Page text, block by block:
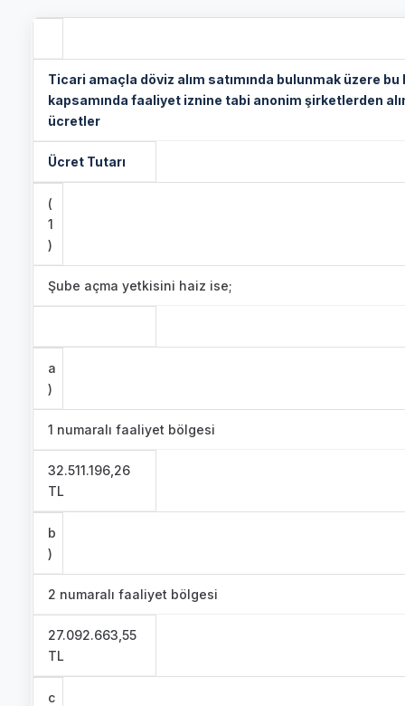
Ticari amaçla döviz alım satımında bulunmak üzere bu
kapsamında faaliyet iznine tabi anonim şirketlerden
ücretler
Ücret Tutarı
(
1
)
Şube açma yetkisini haiz ise;
a
)
1 numaralı faaliyet bölgesi
32.511.196,26
TL
b
)
2 numaralı faaliyet bölgesi
27.092.663,55
TL
c